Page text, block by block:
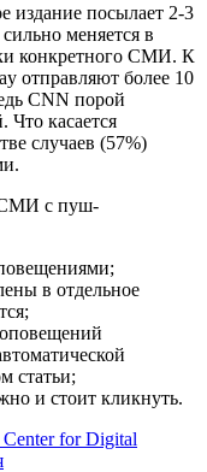
издание посылает 2-3
меняется в
конкретного СМИ. К
отправляют более 10
CNN порой
Что касается
случаев (57%)
СМИ с пуш-
в отдельное
статьи;
и стоит кликнуть.
for Digital